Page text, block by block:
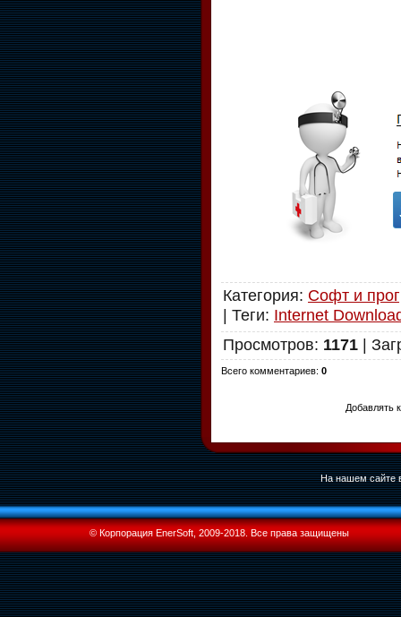
Категория: Софт и
| Теги: Internet
Просмотров: 1171 |
Всего комментариев: 0
Добавлять
На нашем сайте
© Корпорация EnerSoft, 2009-2018. Все права защищены